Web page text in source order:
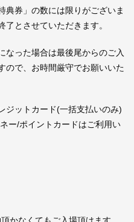
券」の数には限りがございま
とさせていただきます。
った場合は最後尾からのご入
ので、お時間厳守でお願いいた
ジットカード(一括支払いのみ)
ー/ポイントカードはご利用い